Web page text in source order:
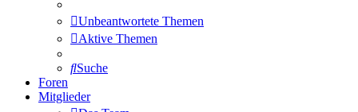
Unbeantwortete Themen
Aktive Themen
Suche
Foren
Mitglieder